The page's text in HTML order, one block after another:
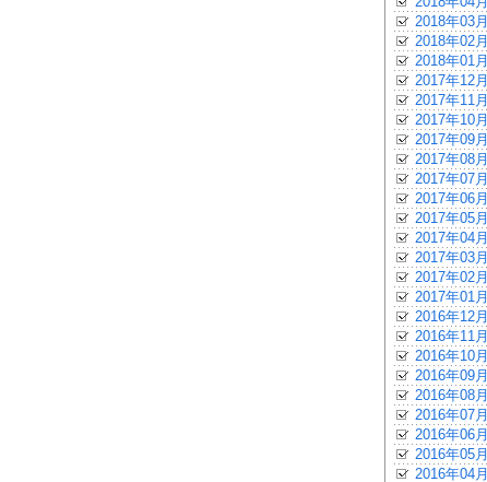
2018年03月
2018年02月
2018年01月
2017年12月
2017年11月
2017年10月
2017年09月
2017年08月
2017年07月
2017年06月
2017年05月
2017年04月
2017年03月
2017年02月
2017年01月
2016年12月
2016年11月
2016年10月
2016年09月
2016年08月
2016年07月
2016年06月
2016年05月
2016年04月